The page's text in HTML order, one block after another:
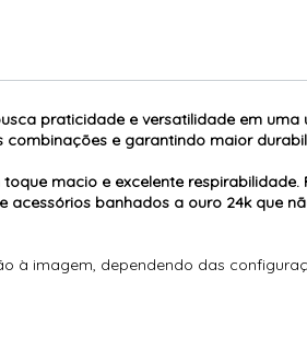
praticidade e versatilidade em
e garantindo maior
macio e excelente
banhados a ouro 24k que
à imagem, dependendo das